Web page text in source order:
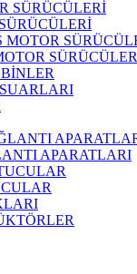
SÜRÜCÜLER
APARATLARI